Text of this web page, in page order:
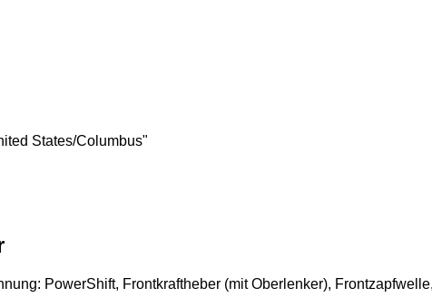
States/Columbus"
PowerShift, Frontkraftheber (mit Oberlenker),